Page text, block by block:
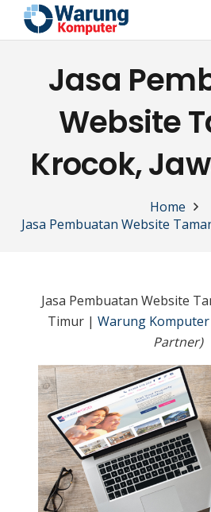
Jasa
Website
Krocok,
Home
Jasa Pembuatan Website
Jasa Pembuatan Website
Timur | Warung Komputer
Partner)